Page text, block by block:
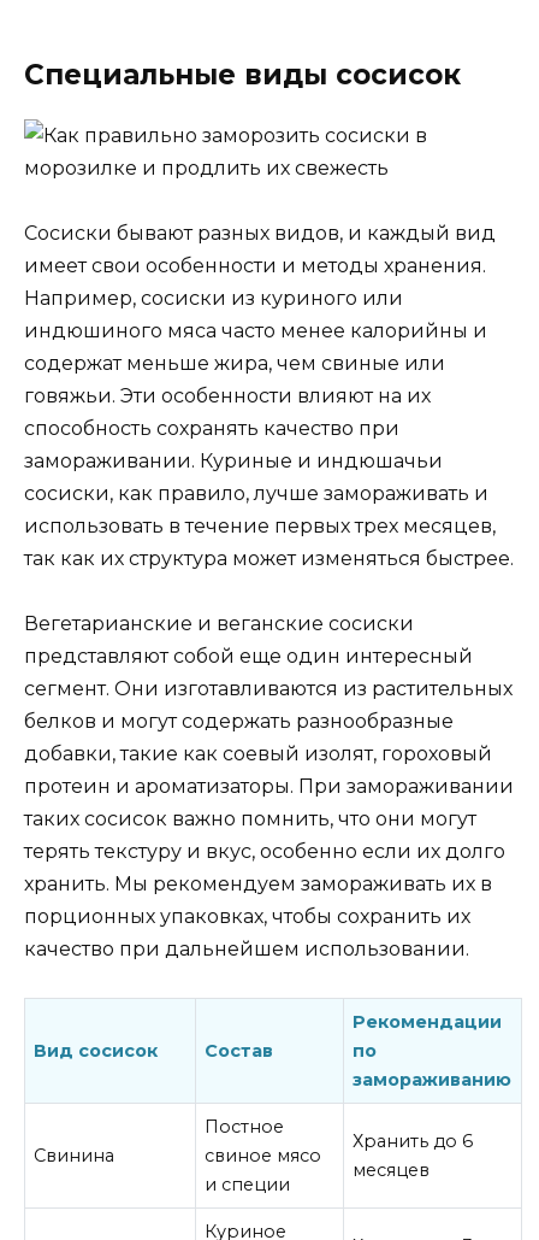
Специальные виды сосисок
Сосиски бывают разных видов, и каждый вид
имеет свои особенности и методы хранения.
Например, сосиски из куриного или
индюшиного мяса часто менее калорийны и
содержат меньше жира, чем свиные или
говяжьи. Эти особенности влияют на их
способность сохранять качество при
замораживании. Куриные и индюшачьи
сосиски, как правило, лучше замораживать и
использовать в течение первых трех месяцев,
так как их структура может изменяться быстрее.
Вегетарианские и веганские сосиски
представляют собой еще один интересный
сегмент. Они изготавливаются из растительных
белков и могут содержать разнообразные
добавки, такие как соевый изолят, гороховый
протеин и ароматизаторы. При замораживании
таких сосисок важно помнить, что они могут
терять текстуру и вкус, особенно если их долго
хранить. Мы рекомендуем замораживать их в
порционных упаковках, чтобы сохранить их
качество при дальнейшем использовании.
Вид сосисок Состав
Рекомендации
по
замораживанию
Свинина
Постное
свиное мясо
и специи
Хранить до 6
месяцев
Куриное